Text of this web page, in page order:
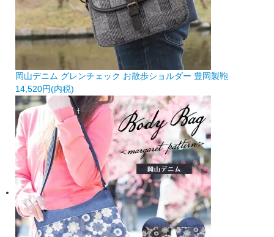
岡山デニム グレンチェック お散歩ショルダー 豊岡製鞄
14,520円(内税)